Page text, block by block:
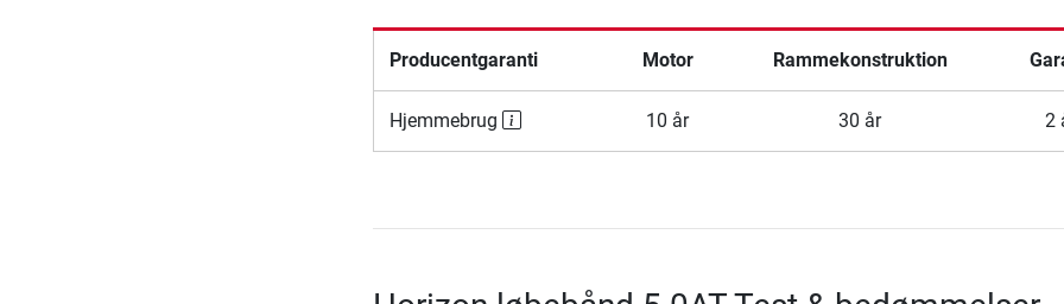
Producentgaranti Motor Rammekonstruktion
Hjemmebrug 10 år 30 år 2